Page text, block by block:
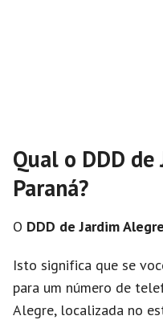
Qual o DDD
Paraná?
O DDD de Jardim Alegre
Isto significa que se
para um número de
Alegre, localizada no